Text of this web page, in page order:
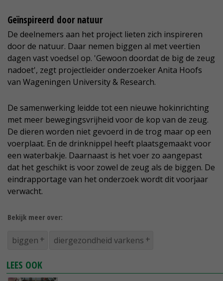
Geïnspireerd door natuur
De deelnemers aan het project lieten zich inspireren
door de natuur. Daar nemen biggen al met veertien
dagen vast voedsel op. 'Gewoon doordat de big de zeug
nadoet', zegt projectleider onderzoeker Anita Hoofs
van Wageningen University & Research.
De samenwerking leidde tot een nieuwe hokinrichting
met meer bewegingsvrijheid voor de kop van de zeug.
De dieren worden niet gevoerd in de trog maar op een
voerplaat. En de drinknippel heeft plaatsgemaakt voor
een waterbakje. Daarnaast is het voer zo aangepast
dat het geschikt is voor zowel de zeug als de biggen. De
eindrapportage van het onderzoek wordt dit voorjaar
verwacht.
Bekijk meer over:
biggen diergezondheid varkens
LEES OOK